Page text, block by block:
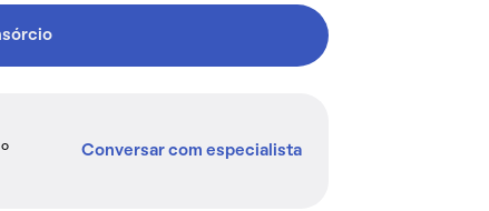
o
Conversar com especialista